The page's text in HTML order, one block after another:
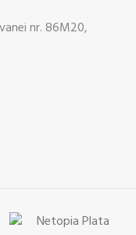
nr. 86M20,